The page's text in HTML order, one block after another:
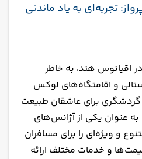
تجربه‌ای به یاد ماندنی
در اقیانوس هند، به خاطر
و اقامتگاه‌های لوکس
گردشگری برای عاشقان طبیعت
به عنوان یکی از آژانس‌های
و ویژه‌ای را برای مسافران
و خدمات مختلف ارائه